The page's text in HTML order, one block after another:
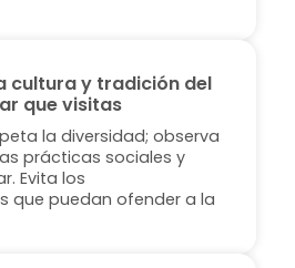
cultura y tradición del
que visitas
la diversidad; observa
prácticas sociales y
Evita los
que puedan ofender a la